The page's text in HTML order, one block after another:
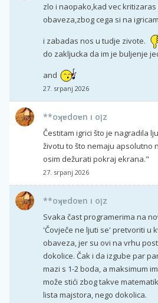
zlo i naopako,kad vec
obaveza,zbog cega si na
i zabadas nos u tudje zivote.
do zakljucka da im je buljenje
and
27. srpanj 2026
**oʞɐdoɐn ı oןz
Čestitam igrici što je nagradila
životu to što nemaju apsolutno
osim dežurati pokraj ekrana."
27. srpanj 2026
**oʞɐdoɐn ı oןz
Svaka čast programerima na
'Čovječe ne ljuti se' pretvoriti u
obaveza, jer su ovi na vrhu
dokolice. Čak i da izgube par
mazi s 1-2 boda, a maksimum
može stići zbog takve
lista majstora, nego dokolica.